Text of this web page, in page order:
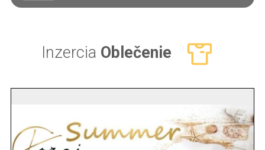
Inzercia Oblečenie